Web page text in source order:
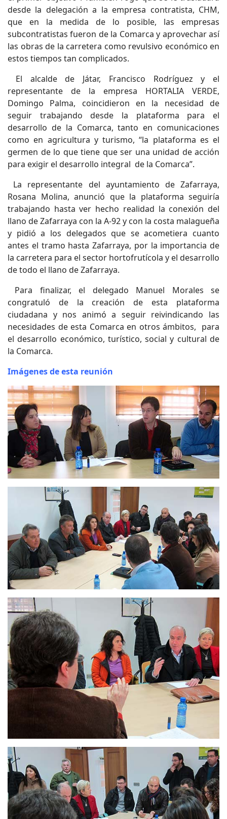
desde la delegación a la empresa contratista, CHM,
que en la medida de lo posible, las empresas
subcontratistas fueron de la Comarca y aprovechar así
las obras de la carretera como revulsivo económico en
estos tiempos tan complicados.
El alcalde de Játar, Francisco Rodríguez y el
representante de la empresa HORTALIA VERDE,
Domingo Palma, coincidieron en la necesidad de
seguir trabajando desde la plataforma para el
desarrollo de la Comarca, tanto en comunicaciones
como en agricultura y turismo, “la plataforma es el
germen de lo que tiene que ser una unidad de acción
para exigir el desarrollo integral de la Comarca”.
La representante del ayuntamiento de Zafarraya,
Rosana Molina, anunció que la plataforma seguiría
trabajando hasta ver hecho realidad la conexión del
llano de Zafarraya con la A-92 y con la costa malagueña
y pidió a los delegados que se acometiera cuanto
antes el tramo hasta Zafarraya, por la importancia de
la carretera para el sector hortofrutícola y el desarrollo
de todo el llano de Zafarraya.
Para finalizar, el delegado Manuel Morales se
congratuló de la creación de esta plataforma
ciudadana y nos animó a seguir reivindicando las
necesidades de esta Comarca en otros ámbitos, para
el desarrollo económico, turístico, social y cultural de
la Comarca.
Imágenes de esta reunión